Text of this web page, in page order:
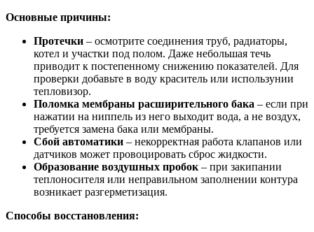
Основные причины:
Протечки – осмотрите соединения труб, радиаторы,
котел и участки под полом. Даже небольшая течь
приводит к постепенному снижению показателей. Для
проверки добавьте в воду краситель или использунии
тепловизор.
Поломка мембраны расширительного бака – если при
нажатии на ниппель из него выходит вода, а не воздух,
требуется замена бака или мембраны.
Сбой автоматики – некорректная работа клапанов или
датчиков может провоцировать сброс жидкости.
Образование воздушных пробок – при закипании
теплоносителя или неправильном заполнении контура
возникает разгерметизация.
Способы восстановления: